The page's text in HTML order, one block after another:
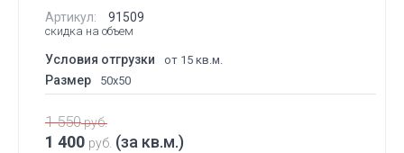
Артикул: 91509
скидка на объем
Условия отгрузки от 15 кв.м.
Размер 50x50
1 550руб.
1 400 руб. (за кв.м.)